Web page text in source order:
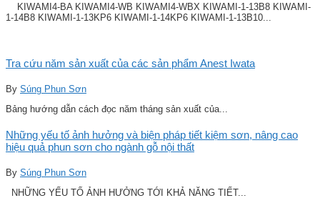
KIWAMI4-BA KIWAMI4-WB KIWAMI4-WBX KIWAMI-1-13B8 KIWAMI-
1-14B8 KIWAMI-1-13KP6 KIWAMI-1-14KP6 KIWAMI-1-13B10...
Tra cứu năm sản xuất của các sản phẩm Anest Iwata
By Súng Phun Sơn
Bảng hướng dẫn cách đọc năm tháng sản xuất của...
Những yếu tố ảnh hưởng và biện pháp tiết kiệm sơn, nâng cao
hiệu quả phun sơn cho ngành gỗ nội thất
By Súng Phun Sơn
NHỮNG YẾU TỐ ẢNH HƯỞNG TỚI KHẢ NĂNG TIẾT...